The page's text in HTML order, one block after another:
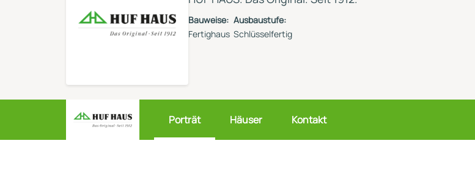
Einliegerwohnung
Bauweise:
Fertighaus
Ausbaustufe:
Schlüsselfertig
Porträt Häuser Kontakt